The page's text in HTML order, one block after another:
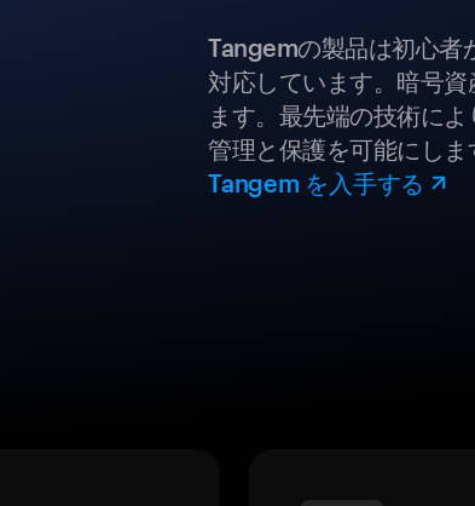
Tangemの製品は初心者
対応しています。暗号
ます。最先端の技術に
管理と保護を可能にしま
Tangem を入手する